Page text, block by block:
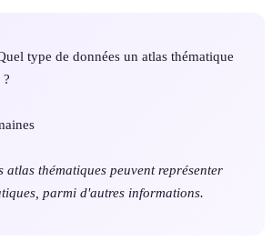
type de données un atlas thématique
atlas thématiques peuvent représenter
parmi d'autres informations.